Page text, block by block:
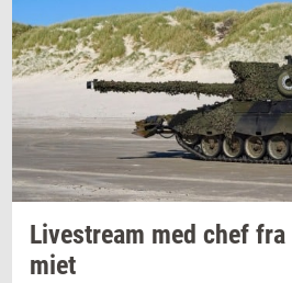
Li­ve­stream med chef fra
mi­et